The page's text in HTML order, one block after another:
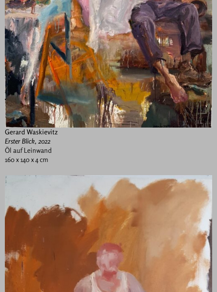
Gerard Waskievitz
Erster Blick, 2022
Öl auf Leinwand
160 x 140 x 4 cm